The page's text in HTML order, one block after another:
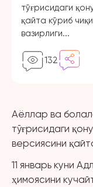
тўғрисидаги
қайта кўриб
вазирлиги...
132
Аёллар ва
тўғрисидаги
версиясини
11 январь куни
ҳимоясини